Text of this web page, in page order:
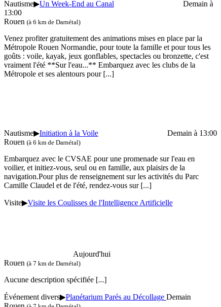
Nautisme▶Un Week-End au Canal
Demain à
13:00
Rouen (à 6 km de Darnétal)
Venez profiter gratuitement des animations mises en place par la
Métropole Rouen Normandie, pour toute la famille et pour tous les
goûts : voile, kayak, jeux gonflables, spectacles ou bronzette, c'est
vraiment l'été **Sur l'eau...** Embarquez avec les clubs de la
Métropole et ses alentours pour [...]
Nautisme▶Initiation à la Voile
Demain à 13:00
Rouen (à 6 km de Darnétal)
Embarquez avec le CVSAE pour une promenade sur l'eau en
voilier, et initiez-vous, seul ou en famille, aux plaisirs de la
navigation.Pour plus de renseignement sur les activités du Parc
Camille Claudel et de l'été, rendez-vous sur [...]
Visite▶Visite les Coulisses de l'Intelligence Artificielle
Aujourd'hui
Rouen (à 7 km de Darnétal)
Aucune description spécifiée [...]
Événement divers▶Planétarium Parés au Décollage Demain